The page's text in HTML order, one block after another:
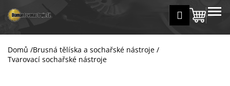
na
obsah
Přihlášení
košík
MENU
Domů /Brusná tělíska a sochařské nástroje /
Tvarovací sochařské nástroje
š
Zpět
Zpět
C